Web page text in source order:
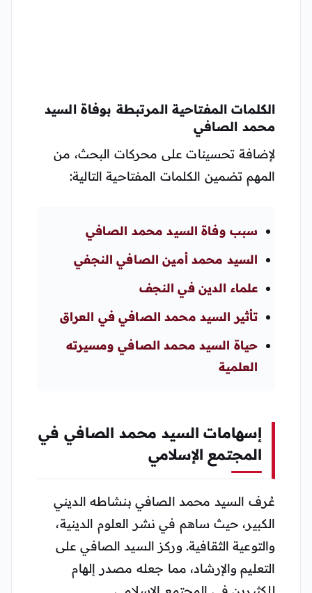
الكلمات المفتاحية المرتبطة بوفاة السيد
محمد الصافي
لإضافة تحسينات على محركات البحث، من
المهم تضمين الكلمات المفتاحية التالية:
سبب وفاة السيد محمد الصافي
السيد محمد أمين الصافي النجفي
علماء الدين في النجف
تأثير السيد محمد الصافي في العراق
حياة السيد محمد الصافي ومسيرته
العلمية
إسهامات السيد محمد الصافي في
المجتمع الإسلامي
عُرف السيد محمد الصافي بنشاطه الديني
الكبير، حيث ساهم في نشر العلوم الدينية،
والتوعية الثقافية. وركز السيد الصافي على
التعليم والإرشاد، مما جعله مصدر إلهام
للكثيرين في المجتمع الإسلامي.